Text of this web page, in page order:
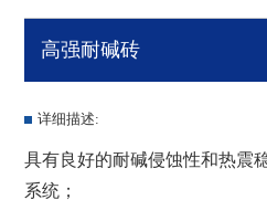
高强耐碱砖
详细描述:
具有良好的耐碱侵蚀性和热震
系统 ；